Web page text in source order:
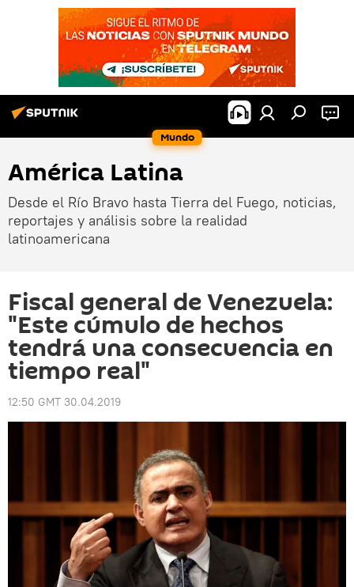
Mundo
América Latina
Desde el Río Bravo hasta Tierra del Fuego, noticias,
reportajes y análisis sobre la realidad
latinoamericana
Fiscal general de Venezuela:
"Este cúmulo de hechos
tendrá una consecuencia en
tiempo real"
12:50 GMT 30.04.2019